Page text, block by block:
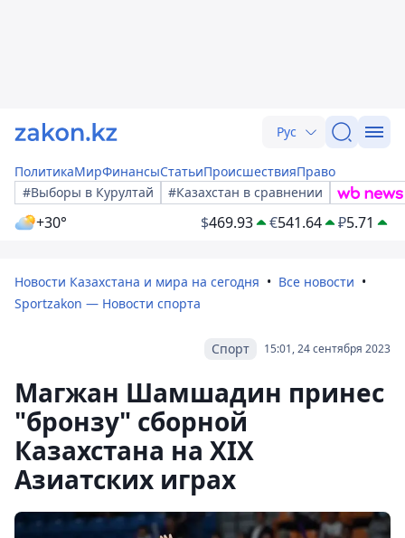
Рус
ПолитикаМирФинансыСтатьиПроисшествияПраво
#Выборы в Курултай
#Казахстан в сравнении
+30° $469.93 €541.64 ₽5.71
Новости Казахстана и мира на сегодня
Все новости
Sportzakon — Новости спорта
15:01, 24 сентября 2023
Спорт
Магжан Шамшадин принес
"бронзу" сборной
Казахстана на ХІХ
Азиатских играх